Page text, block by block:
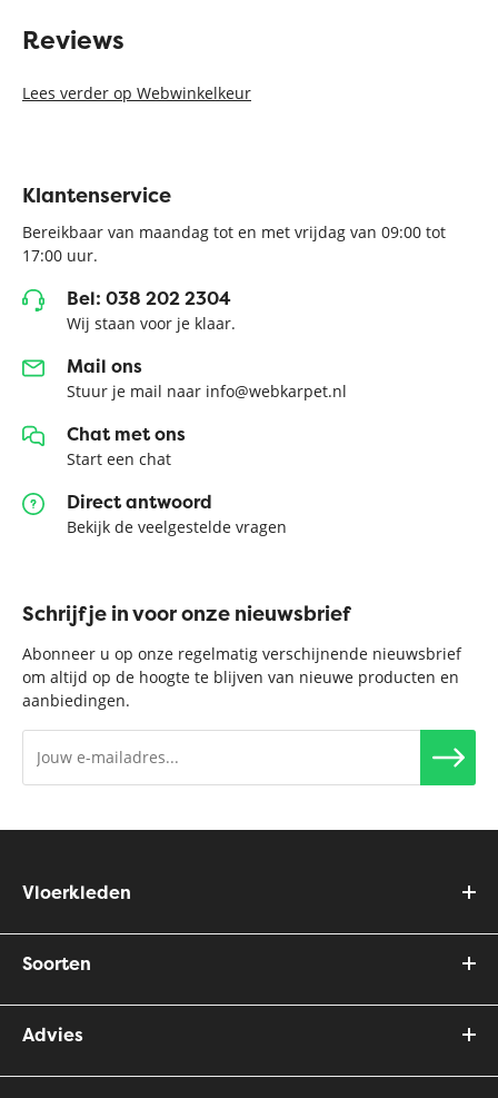
Reviews
Lees verder op Webwinkelkeur
Klantenservice
Bereikbaar van maandag tot en met vrijdag van 09:00 tot
17:00 uur.
Bel: 038 202 2304
Wij staan voor je klaar.
Mail ons
Stuur je mail naar info@webkarpet.nl
Chat met ons
Start een chat
Direct antwoord
Bekijk de veelgestelde vragen
Schrijf je in voor onze nieuwsbrief
Abonneer u op onze regelmatig verschijnende nieuwsbrief
om altijd op de hoogte te blijven van nieuwe producten en
aanbiedingen.
Vloerkleden
Soorten
Advies